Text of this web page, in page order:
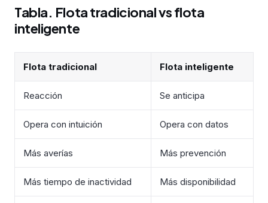
Tabla. Flota tradicional vs flota
inteligente
Flota tradicional Flota inteligente
Reacción Se anticipa
Opera con intuición Opera con datos
Más averías Más prevención
Más tiempo de inactividad Más disponibilidad